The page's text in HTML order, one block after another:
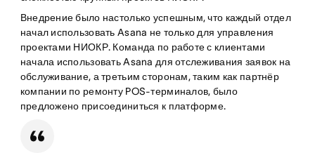
Внедрение было настолько успешным, что каждый отдел
начал использовать Asana не только для управления
проектами НИОКР. Команда по работе с клиентами
начала использовать Asana для отслеживания заявок на
обслуживание, а третьим сторонам, таким как партнёр
компании по ремонту POS-терминалов, было
предложено присоединиться к платформе.